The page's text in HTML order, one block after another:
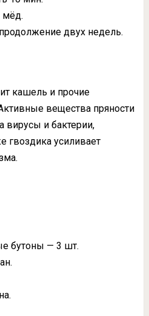
мёд.
двух недель.
кашель и прочие
вещества пряности
вирусы и бактерии,
гвоздика усиливает
бутоны — 3 шт.